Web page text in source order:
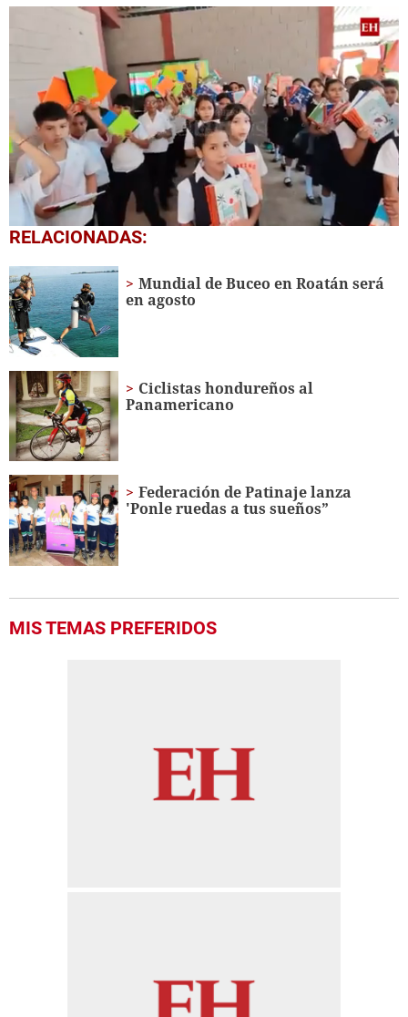
0
seconds
1
minute,
56
seconds
RELACIONADAS:
Mundial de Buceo en Roatán será
en agosto
Ciclistas hondureños al
Panamericano
Federación de Patinaje lanza
'Ponle ruedas a tus sueños”
MIS TEMAS PREFERIDOS